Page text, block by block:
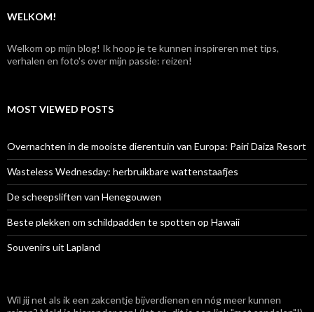
WELKOM!
Welkom op mijn blog! Ik hoop je te kunnen inspireren met tips,
verhalen en foto's over mijn passie: reizen!
MOST VIEWED POSTS
Overnachten in de mooiste dierentuin van Europa: Pairi Daiza Resort
Wasteless Wednesday: herbruikbare wattenstaafjes
De scheepsliften van Henegouwen
Beste plekken om schildpadden te spotten op Hawaii
Souvenirs uit Lapland
Wil jij net als ik een zakcentje bijverdienen en nóg meer kunnen